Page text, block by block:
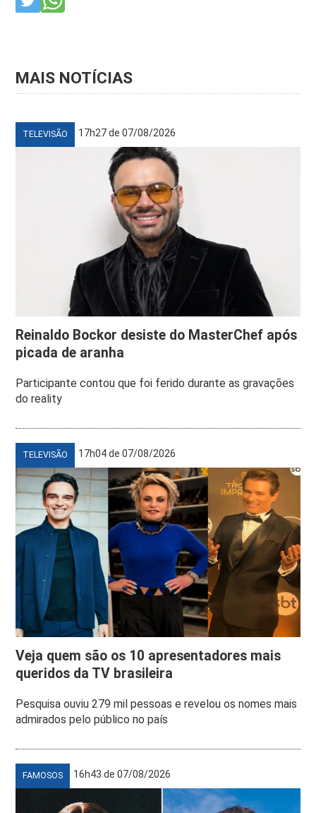
MAIS NOTÍCIAS
TELEVISÃO 17h27 de 07/08/2026
Reinaldo Bockor desiste do MasterChef após
picada de aranha
Participante contou que foi ferido durante as gravações
do reality
TELEVISÃO 17h04 de 07/08/2026
Veja quem são os 10 apresentadores mais
queridos da TV brasileira
Pesquisa ouviu 279 mil pessoas e revelou os nomes mais
admirados pelo público no país
FAMOSOS 16h43 de 07/08/2026